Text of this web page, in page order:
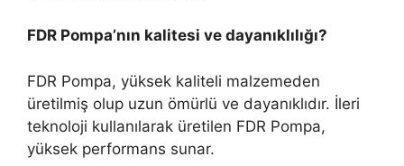
FDR Pompa’nın kalitesi ve dayanıklılığı?
FDR Pompa, yüksek kaliteli malzemeden
üretilmiş olup uzun ömürlü ve dayanıklıdır. İleri
teknoloji kullanılarak üretilen FDR Pompa,
yüksek performans sunar.